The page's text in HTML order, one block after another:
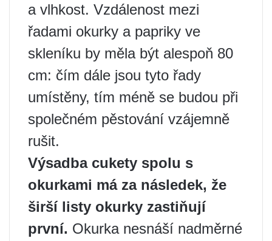
a vlhkost. Vzdálenost mezi
řadami okurky a papriky ve
skleníku by měla být alespoň 80
cm: čím dále jsou tyto řady
umístěny, tím méně se budou při
společném pěstování vzájemně
rušit.
Výsadba cukety spolu s
okurkami má za následek, že
širší listy okurky zastiňují
první. Okurka nesnáší nadměrné